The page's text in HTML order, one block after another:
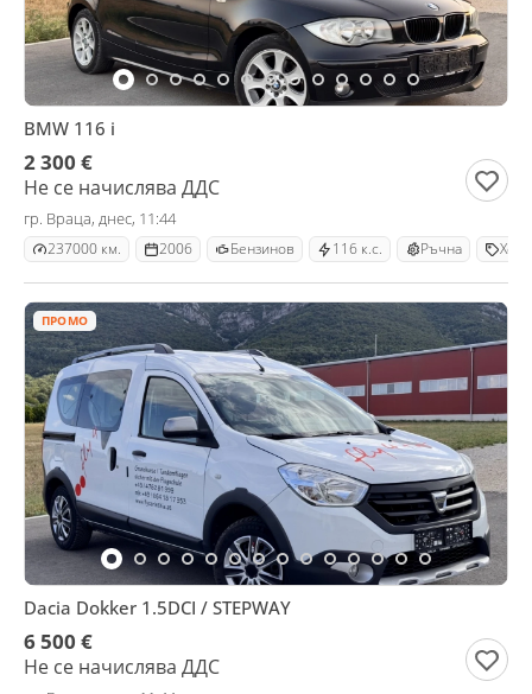
BMW 116 i
2 300 €
Не се начислява ДДС
гр. Враца, днес, 11:44
237000 км. 2006 Бензинов 116 к.с. Ръчна
ПРОМО
Dacia Dokker 1.5DCI / STEPWAY
6 500 €
Не се начислява ДДС